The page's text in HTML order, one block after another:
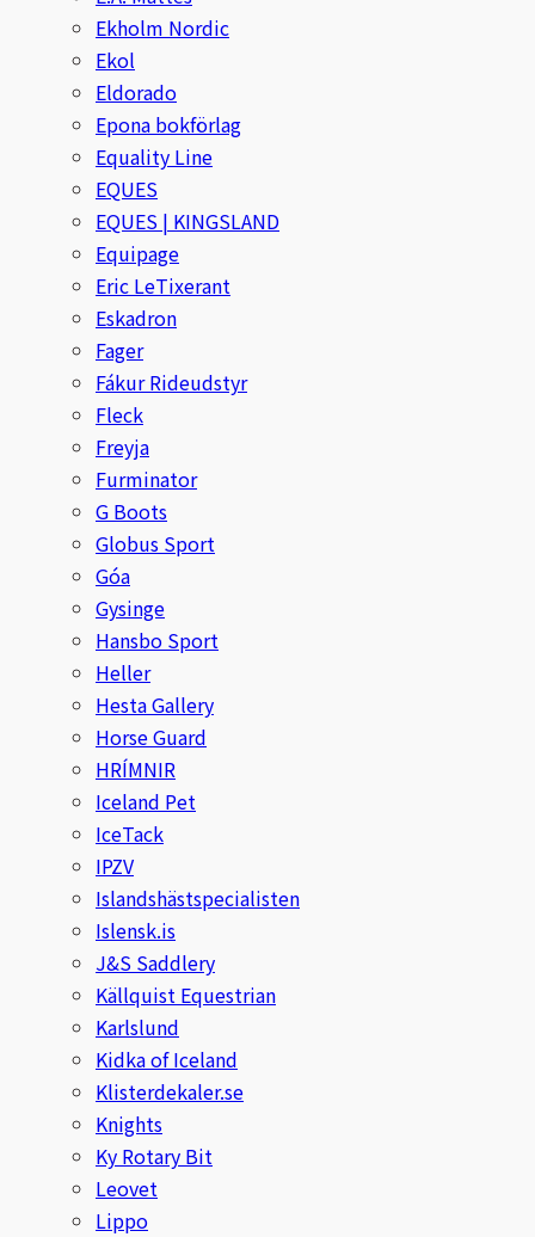
Ekholm Nordic
Ekol
Eldorado
Epona bokförlag
Equality Line
EQUES
EQUES | KINGSLAND
Equipage
Eric LeTixerant
Eskadron
Fager
Fákur Rideudstyr
Fleck
Freyja
Furminator
G Boots
Globus Sport
Góa
Gysinge
Hansbo Sport
Heller
Hesta Gallery
Horse Guard
HRÍMNIR
Iceland Pet
IceTack
IPZV
Islandshästspecialisten
Islensk.is
J&S Saddlery
Källquist Equestrian
Karlslund
Kidka of Iceland
Klisterdekaler.se
Knights
Ky Rotary Bit
Leovet
Lippo
Sivart Bokförlag
Sonnenreiter
Stina Helmersson Bokförlag
Suedwind
Tear-Aid
Tekna
Tidningen Ridsport Island
TöltSaga
TOPREITER
Trikem
Tunahaken
Veredus
Walsh
Werkman Hoofcare
Willab
Wintec